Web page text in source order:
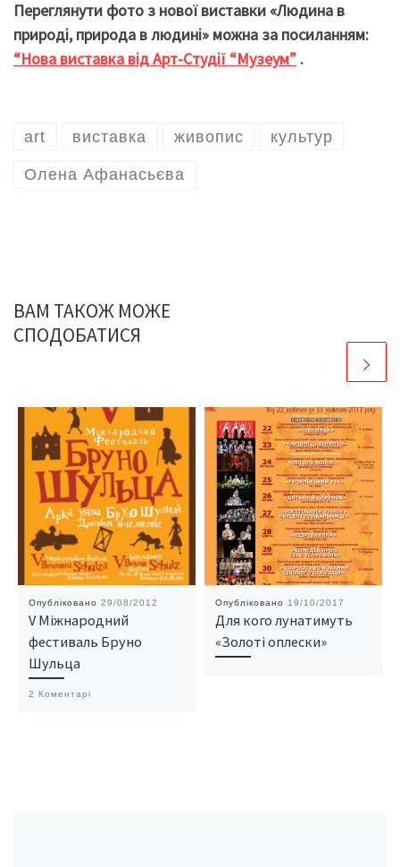
Переглянути фото з нової виставки «Людина в
природі, природа в людині» можна за посиланням:
“Нова виставка від Арт-Студії “Музеум” .
art виставка живопис культур
Олена Афанасьєва
ВАМ ТАКОЖ МОЖЕ
СПОДОБАТИСЯ
Опубліковано 29/08/2012
V Міжнародний
фестиваль Бруно
Шульца
2 Коментарі
Опубліковано 19/10/2017
Для кого лунатимуть
«Золоті оплески»